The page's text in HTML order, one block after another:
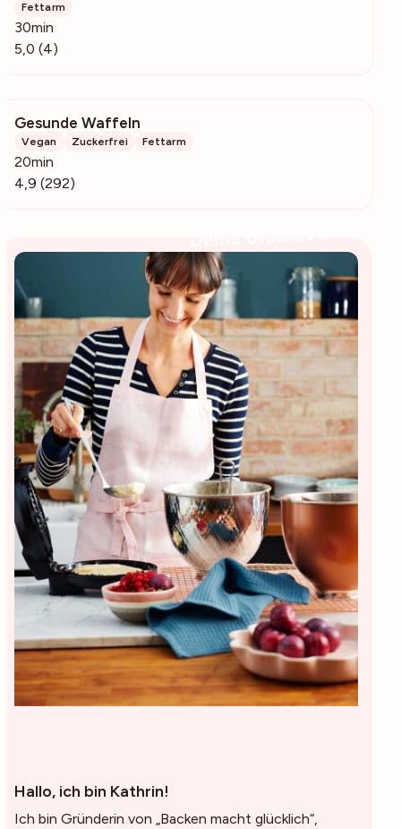
Fettarm
30min
5,0 (4)
Gesunde Waffeln
Vegan Zuckerfrei Fettarm
20min
4,9 (292)
Hallo, ich bin Kathrin!
Ich bin Gründerin von „Backen macht glücklich“,